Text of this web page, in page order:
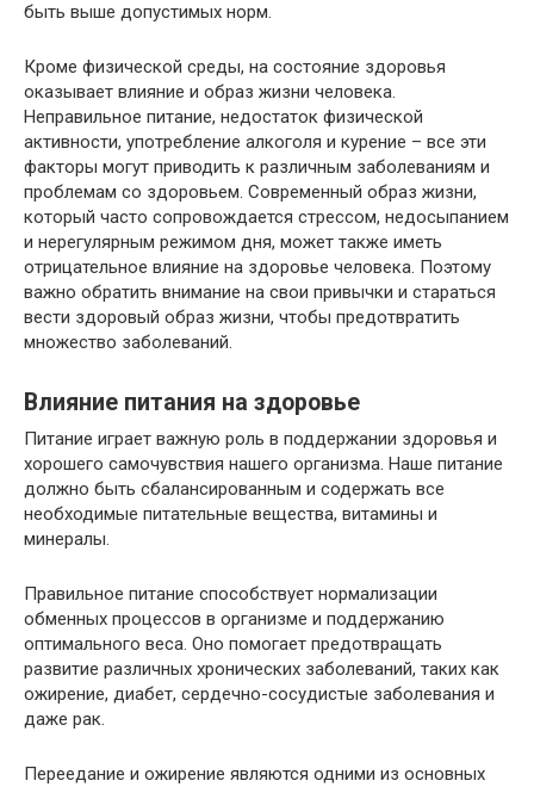
быть выше допустимых норм.
Кроме физической среды, на состояние здоровья
оказывает влияние и образ жизни человека.
Неправильное питание, недостаток физической
активности, употребление алкоголя и курение – все эти
факторы могут приводить к различным заболеваниям и
проблемам со здоровьем. Современный образ жизни,
который часто сопровождается стрессом, недосыпанием
и нерегулярным режимом дня, может также иметь
отрицательное влияние на здоровье человека. Поэтому
важно обратить внимание на свои привычки и стараться
вести здоровый образ жизни, чтобы предотвратить
множество заболеваний.
Влияние питания на здоровье
Питание играет важную роль в поддержании здоровья и
хорошего самочувствия нашего организма. Наше питание
должно быть сбалансированным и содержать все
необходимые питательные вещества, витамины и
минералы.
Правильное питание способствует нормализации
обменных процессов в организме и поддержанию
оптимального веса. Оно помогает предотвращать
развитие различных хронических заболеваний, таких как
ожирение, диабет, сердечно-сосудистые заболевания и
даже рак.
Переедание и ожирение являются одними из основных